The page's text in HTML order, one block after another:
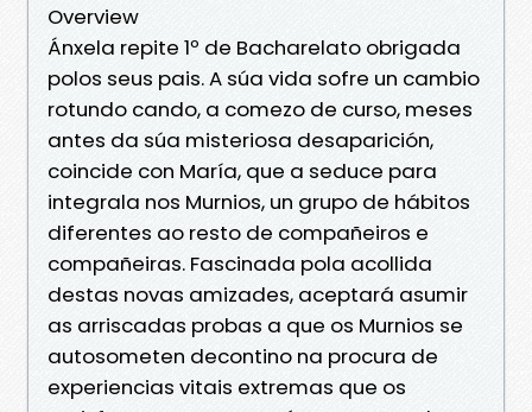
Overview
Ánxela repite 1º de Bacharelato obrigada
polos seus pais. A súa vida sofre un cambio
rotundo cando, a comezo de curso, meses
antes da súa misteriosa desaparición,
coincide con María, que a seduce para
integrala nos Murnios, un grupo de hábitos
diferentes ao resto de compañeiros e
compañeiras. Fascinada pola acollida
destas novas amizades, aceptará asumir
as arriscadas probas a que os Murnios se
autosometen decontino na procura de
experiencias vitais extremas que os